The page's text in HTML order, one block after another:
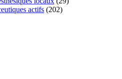
actifs (202)